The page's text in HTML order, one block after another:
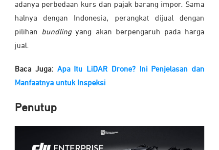
adanya perbedaan kurs dan pajak barang impor. Sama
halnya dengan Indonesia, perangkat dijual dengan
pilihan bundlingyang akan berpengaruh pada harga
jual.
Baca Juga: Apa Itu LiDAR Drone? Ini Penjelasan dan
Manfaatnya untuk Inspeksi
Penutup